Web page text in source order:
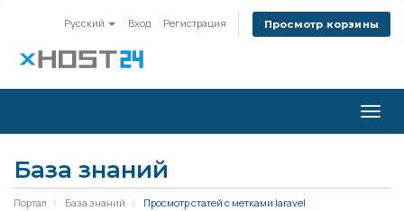
Русский Вход Регистрация Просмотр корзины
База знаний
Портал База знаний Просмотр статей с метками laravel